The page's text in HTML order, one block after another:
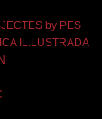
by PES
IL.LUSTRADA